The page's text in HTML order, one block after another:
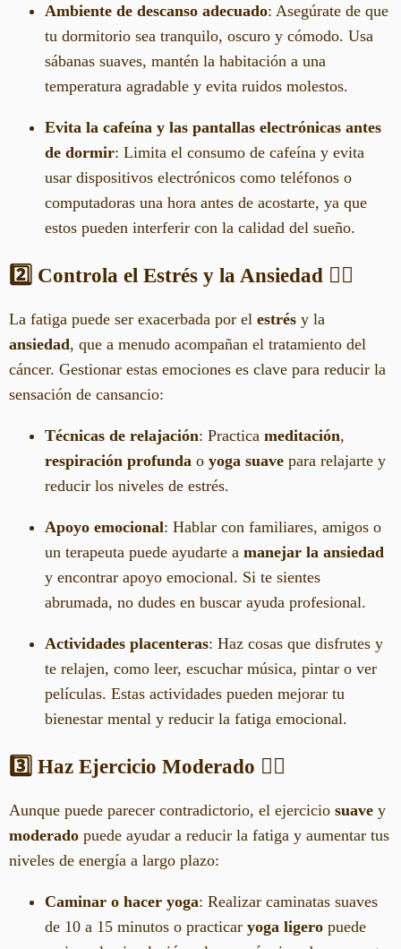
Ambiente de descanso adecuado: Asegúrate de que
tu dormitorio sea tranquilo, oscuro y cómodo. Usa
sábanas suaves, mantén la habitación a una
temperatura agradable y evita ruidos molestos.
Evita la cafeína y las pantallas electrónicas antes
de dormir: Limita el consumo de cafeína y evita
usar dispositivos electrónicos como teléfonos o
computadoras una hora antes de acostarte, ya que
estos pueden interferir con la calidad del sueño.
2️⃣ Controla el Estrés y la Ansiedad 🧘‍♀️
La fatiga puede ser exacerbada por el estrés y la
ansiedad, que a menudo acompañan el tratamiento del
cáncer. Gestionar estas emociones es clave para reducir la
sensación de cansancio:
Técnicas de relajación: Practica meditación,
respiración profunda o yoga suave para relajarte y
reducir los niveles de estrés.
Apoyo emocional: Hablar con familiares, amigos o
un terapeuta puede ayudarte a manejar la ansiedad
y encontrar apoyo emocional. Si te sientes
abrumada, no dudes en buscar ayuda profesional.
Actividades placenteras: Haz cosas que disfrutes y
te relajen, como leer, escuchar música, pintar o ver
películas. Estas actividades pueden mejorar tu
bienestar mental y reducir la fatiga emocional.
3️⃣ Haz Ejercicio Moderado 🚶‍♀️
Aunque puede parecer contradictorio, el ejercicio suave y
moderado puede ayudar a reducir la fatiga y aumentar tus
niveles de energía a largo plazo:
Caminar o hacer yoga: Realizar caminatas suaves
de 10 a 15 minutos o practicar yoga ligero puede